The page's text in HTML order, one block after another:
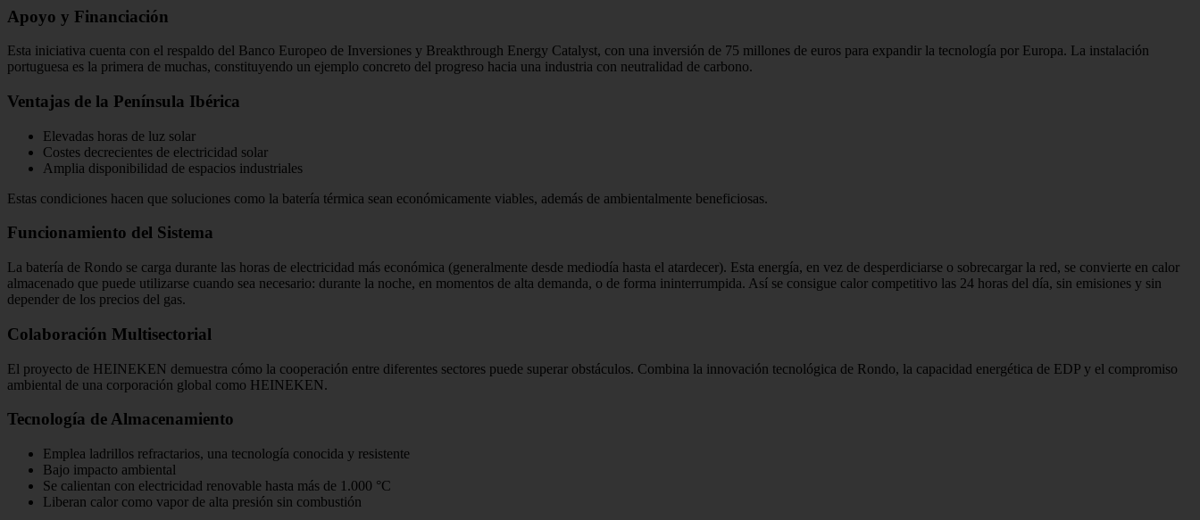
Apoyo y Financiación
Esta iniciativa cuenta con el respaldo del Banco Europeo de Inversiones y Breakthrough Energy Catalyst, con una inversión de 75 millones de euros para expandir la tecnología por Europa. La instalación
portuguesa es la primera de muchas, constituyendo un ejemplo concreto del progreso hacia una industria con neutralidad de carbono.
Ventajas de la Península Ibérica
Elevadas horas de luz solar
Costes decrecientes de electricidad solar
Amplia disponibilidad de espacios industriales
Estas condiciones hacen que soluciones como la batería térmica sean económicamente viables, además de ambientalmente beneficiosas.
Funcionamiento del Sistema
La batería de Rondo se carga durante las horas de electricidad más económica (generalmente desde mediodía hasta el atardecer). Esta energía, en vez de desperdiciarse o sobrecargar la red, se convierte en calor
almacenado que puede utilizarse cuando sea necesario: durante la noche, en momentos de alta demanda, o de forma ininterrumpida. Así se consigue calor competitivo las 24 horas del día, sin emisiones y sin
depender de los precios del gas.
Colaboración Multisectorial
El proyecto de HEINEKEN demuestra cómo la cooperación entre diferentes sectores puede superar obstáculos. Combina la innovación tecnológica de Rondo, la capacidad energética de EDP y el compromiso
ambiental de una corporación global como HEINEKEN.
Tecnología de Almacenamiento
Emplea ladrillos refractarios, una tecnología conocida y resistente
Bajo impacto ambiental
Se calientan con electricidad renovable hasta más de 1.000 °C
Liberan calor como vapor de alta presión sin combustión